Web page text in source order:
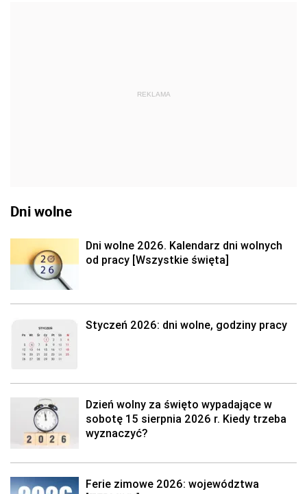
REKLAMA
Dni wolne
Dni wolne 2026. Kalendarz dni wolnych
od pracy [Wszystkie święta]
Styczeń 2026: dni wolne, godziny pracy
Dzień wolny za święto wypadające w
sobotę 15 sierpnia 2026 r. Kiedy trzeba
wyznaczyć?
Ferie zimowe 2026: województwa